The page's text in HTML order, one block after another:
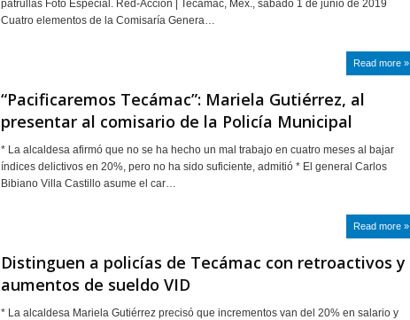
patrullas Foto Especial. Red-Accion | Tecámac, Méx., sábado 1 de junio de 2019
Cuatro elementos de la Comisaría Genera…
Read more »
“Pacificaremos Tecámac”: Mariela Gutiérrez, al
presentar al comisario de la Policía Municipal
* La alcaldesa afirmó que no se ha hecho un mal trabajo en cuatro meses al bajar
índices delictivos en 20%, pero no ha sido suficiente, admitió * El general Carlos
Bibiano Villa Castillo asume el car…
Read more »
Distinguen a policías de Tecámac con retroactivos y
aumentos de sueldo VID
* La alcaldesa Mariela Gutiérrez precisó que incrementos van del 20% en salario y